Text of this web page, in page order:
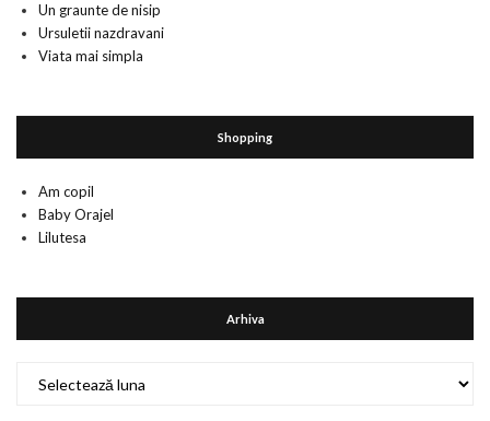
Un graunte de nisip
Ursuletii nazdravani
Viata mai simpla
Shopping
Am copil
Baby Orajel
Lilutesa
Arhiva